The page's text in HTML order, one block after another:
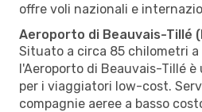
offre voli nazionali e
Aeroporto di Beauvais-Tillé
Situato a circa 85 chilometri a
l'Aeroporto di Beauvais-Tillé è
per i viaggiatori low-cost.
compagnie aeree a basso